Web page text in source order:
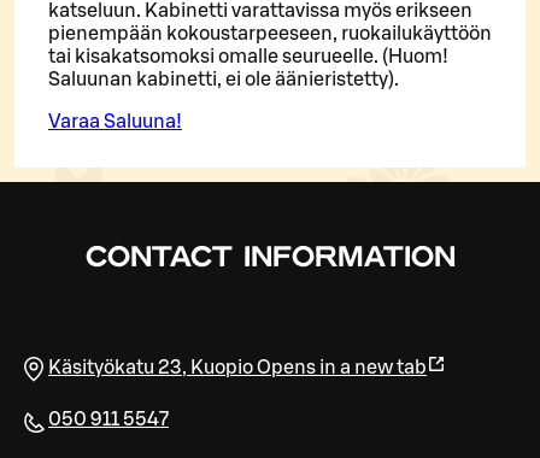
katseluun. Kabinetti varattavissa myös erikseen
pienempään kokoustarpeeseen, ruokailukäyttöön
tai kisakatsomoksi omalle seurueelle. (Huom!
Saluunan kabinetti, ei ole äänieristetty).
Varaa Saluuna!
CONTACT INFORMATION
Käsityökatu 23, KuopioOpens in a new tab
050 911 5547